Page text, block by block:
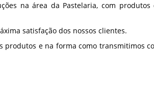
na área da Pastelaria, com produtos
satisfação dos nossos clientes.
produtos e na forma como transmitimos